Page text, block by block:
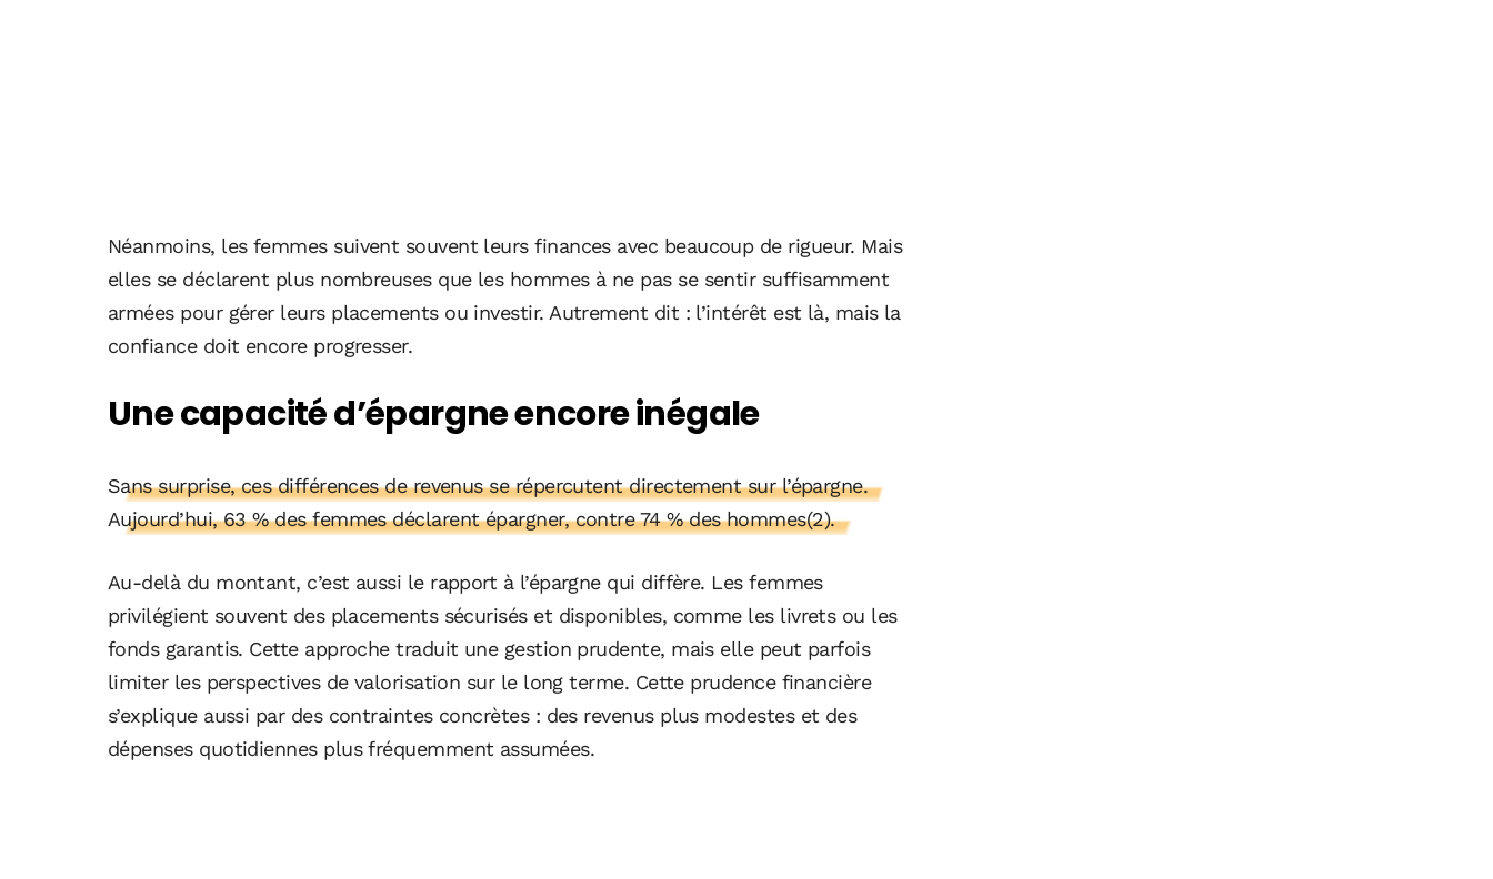
Néanmoins, les femmes suivent souvent leurs finances avec beaucoup de rigueur. Mais
elles se déclarent plus nombreuses que les hommes à ne pas se sentir suffisamment
armées pour gérer leurs placements ou investir. Autrement dit : l’intérêt est là, mais la
confiance doit encore progresser.
Une capacité d’épargne encore inégale
Sans surprise, ces différences de revenus se répercutent directement sur l’épargne.
Aujourd’hui, 63 % des femmes déclarent épargner, contre 74 % des hommes(2).
Au-delà du montant, c’est aussi le rapport à l’épargne qui diffère. Les femmes
privilégient souvent des placements sécurisés et disponibles, comme les livrets ou les
fonds garantis. Cette approche traduit une gestion prudente, mais elle peut parfois
limiter les perspectives de valorisation sur le long terme. Cette prudence financière
s’explique aussi par des contraintes concrètes : des revenus plus modestes et des
dépenses quotidiennes plus fréquemment assumées.